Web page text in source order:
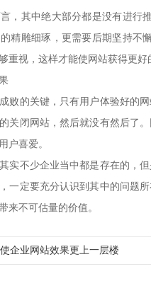
其中绝大部分都是没有进行推
精雕细琢，更需要后期坚持不
重视，这样才能使网站获得更好
的关键，只有用户体验好的网
关闭网站，然后就没有然后了
户喜爱。
不少企业当中都是存在的，但
一定要充分认识到其中的问题
来不可估量的价值。
企业网站效果更上一层楼